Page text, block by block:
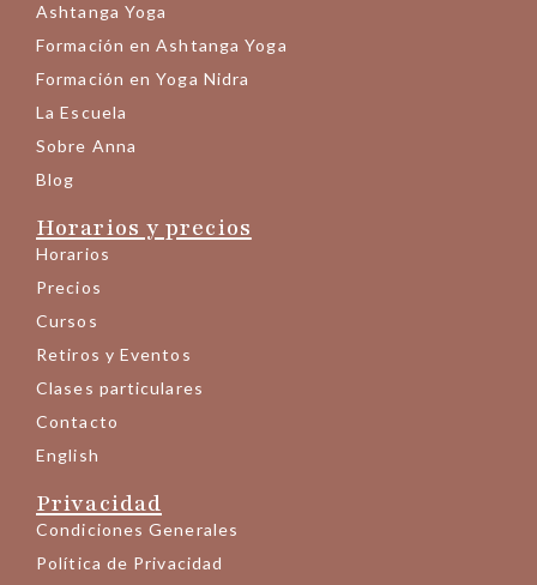
Ashtanga Yoga
Formación en Ashtanga Yoga
Formación en Yoga Nidra
La Escuela
Sobre Anna
Blog
Horarios y precios
Horarios
Precios
Cursos
Retiros y Eventos
Clases particulares
Contacto
English
Privacidad
Condiciones Generales
Política de Privacidad